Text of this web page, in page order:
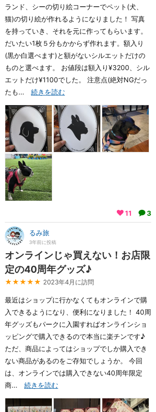
ランド、シーの切り絵コーナーでペット(犬、
猫)の切り絵が作れるようになりました！ 写真
を持っていき、それを元に作ってもらいます。
だいたい1枚５分もかからず作れます。額入り
(黒か白選べます)と額がないシルエットだけの
ものと選べます。 お値段は額入り¥3200、シル
エットだけ¥1100でした。 注意点(絶対NGだっ
たも... 続きを読む
11 3
るみ旅
3年前に投稿
オンラインじゃ買えない！お店限
定の40周年グッズ♪
★★★★★ 2023年4月に訪問
最近はショップに行かなくてもオンラインで購
入できるようになり、便利になりました！ 40周
年グッズもパークに入園すればオンラインショ
ッピングで購入できるので本当に楽チンです♪
ただ、商品によってはショップでしか購入でき
ない商品があるのをご存知でしょうか。 今回
は、オンラインでは購入できない40周年限定
商... 続きを読む